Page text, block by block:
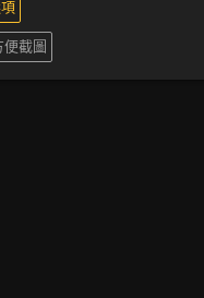
便截圖